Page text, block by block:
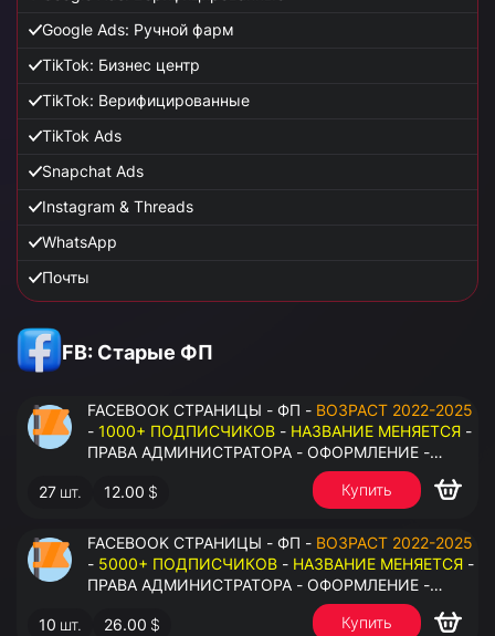
Google Ads: Ручной фарм
TikTok: Бизнес центр
TikTok: Верифицированные
TikTok Ads
Snapchat Ads
Instagram & Threads
WhatsApp
Почты
FB: Старые ФП
FACEBOOK СТРАНИЦЫ - ФП - ВОЗРАСТ 2022-2025
- 1000+ ПОДПИСЧИКОВ - НАЗВАНИЕ МЕНЯЕТСЯ -
ПРАВА АДМИНИСТРАТОРА - ОФОРМЛЕНИЕ -
ЗАПОЛНЕННАЯ ИНФОРМАЦИЯ - ПОД ВСЕ ГЕО
27 шт. 12.00 $ Купить
FACEBOOK СТРАНИЦЫ - ФП - ВОЗРАСТ 2022-2025
- 5000+ ПОДПИСЧИКОВ - НАЗВАНИЕ МЕНЯЕТСЯ -
ПРАВА АДМИНИСТРАТОРА - ОФОРМЛЕНИЕ -
ЗАПОЛНЕННАЯ ИНФОРМАЦИЯ - ПОД ВСЕ ГЕО
10 шт. 26.00 $ Купить